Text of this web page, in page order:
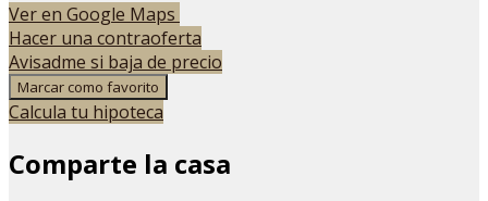
+
−
Ver en Google Maps
Hacer una contraoferta
Avisadme si baja de precio
Marcar como favorito
Calcula tu hipoteca
Comparte la casa